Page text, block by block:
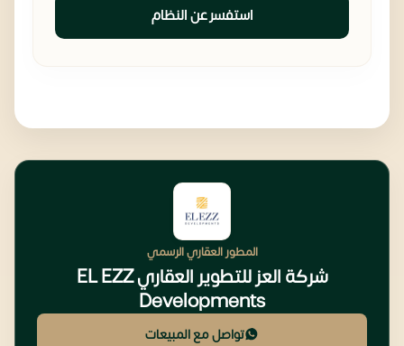
استفسر عن النظام
المطور العقاري الرسمي
شركة العز للتطوير العقاري EL EZZ
Developments
تواصل مع المبيعات